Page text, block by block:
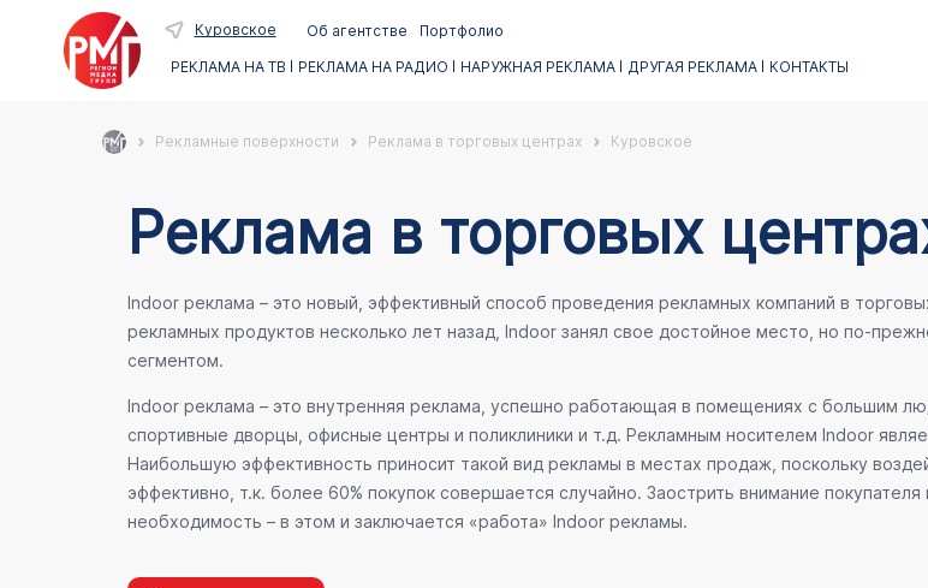
Куровское Об агентстве
Портфолио
РЕКЛАМА НА ТВ
РЕКЛАМА НА РАДИО НАРУЖНАЯ РЕКЛАМА ДРУГАЯ РЕКЛАМА КОНТАКТЫ
Рекламные поверхности Реклама в торговых центрах Куровское
Реклама в торговых
Indoor реклама – это новый, эффективный способ проведения рекламных компаний в
рекламных продуктов несколько лет назад, Indoor занял свое достойное место, но по-
сегментом.
Indoor реклама – это внутренняя реклама, успешно работающая в помещениях с большим
спортивные дворцы, офисные центры и поликлиники и т.д. Рекламным носителем Indoor
Наибольшую эффективность приносит такой вид рекламы в местах продаж, поскольку
эффективно, т.к. более 60% покупок совершается случайно. Заострить внимание
необходимость – в этом и заключается «работа» Indoor рекламы.